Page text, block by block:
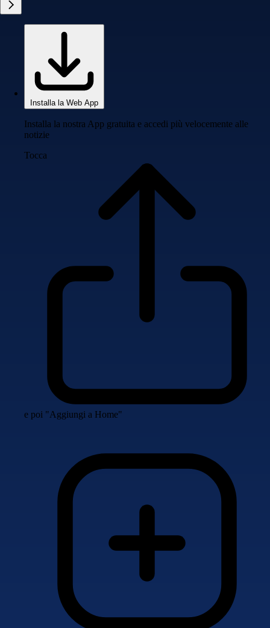
Installa la Web App
Installa la nostra App gratuita e accedi più velocemente alle
notizie
Tocca
e poi "Aggiungi a Home"